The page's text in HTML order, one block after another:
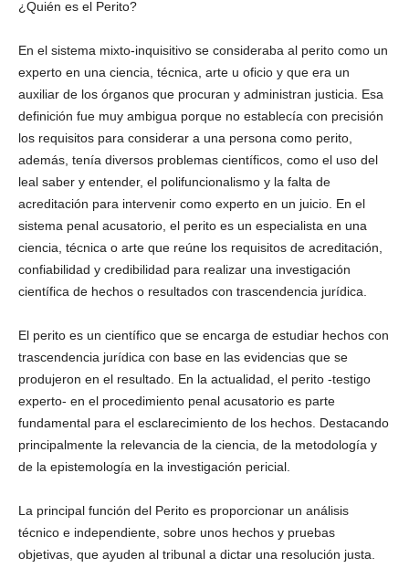
¿Quién es el Perito?
En el sistema mixto-inquisitivo se consideraba al perito como un
experto en una ciencia, técnica, arte u oficio y que era un
auxiliar de los órganos que procuran y administran justicia. Esa
definición fue muy ambigua porque no establecía con precisión
los requisitos para considerar a una persona como perito,
además, tenía diversos problemas científicos, como el uso del
leal saber y entender, el polifuncionalismo y la falta de
acreditación para intervenir como experto en un juicio. En el
sistema penal acusatorio, el perito es un especialista en una
ciencia, técnica o arte que reúne los requisitos de acreditación,
confiabilidad y credibilidad para realizar una investigación
científica de hechos o resultados con trascendencia jurídica.
El perito es un científico que se encarga de estudiar hechos con
trascendencia jurídica con base en las evidencias que se
produjeron en el resultado. En la actualidad, el perito -testigo
experto- en el procedimiento penal acusatorio es parte
fundamental para el esclarecimiento de los hechos. Destacando
principalmente la relevancia de la ciencia, de la metodología y
de la epistemología en la investigación pericial.
La principal función del Perito es proporcionar un análisis
técnico e independiente, sobre unos hechos y pruebas
objetivas, que ayuden al tribunal a dictar una resolución justa.